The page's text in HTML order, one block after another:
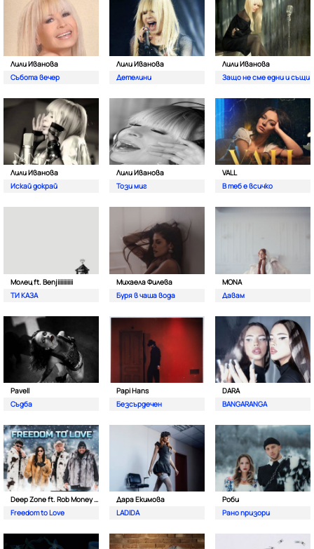
Лили Иванова
Събота вечер
Лили Иванова
Детелини
Лили Иванова
Защо не сме едни и същи
Лили Иванова
Искай докрай
Лили Иванова
Този миг
VALL
В теб е всичко
Молец ft. Benjiiiiiiiiiii
ТИ КАЗА
Михаела Филева
Буря в чаша вода
MONA
Давам
Pavell
Съдба
Papi Hans
Безсърдечен
DARA
BANGARANGA
Deep Zone ft. Rob Money (C-Block)
Freedom to Love
Дара Екимова
LADIDA
Роби
Рано призори